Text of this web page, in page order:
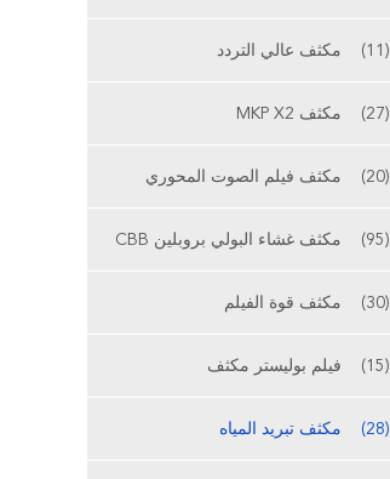
مكثف عالي التردد (11)
مكثف MKP X2 (27)
مكثف فيلم الصوت المحوري (20)
مكثف غشاء البولي بروبلين CBB (95)
مكثف قوة الفيلم (30)
فيلم بوليستر مكثف (15)
مكثف تبريد المياه (28)